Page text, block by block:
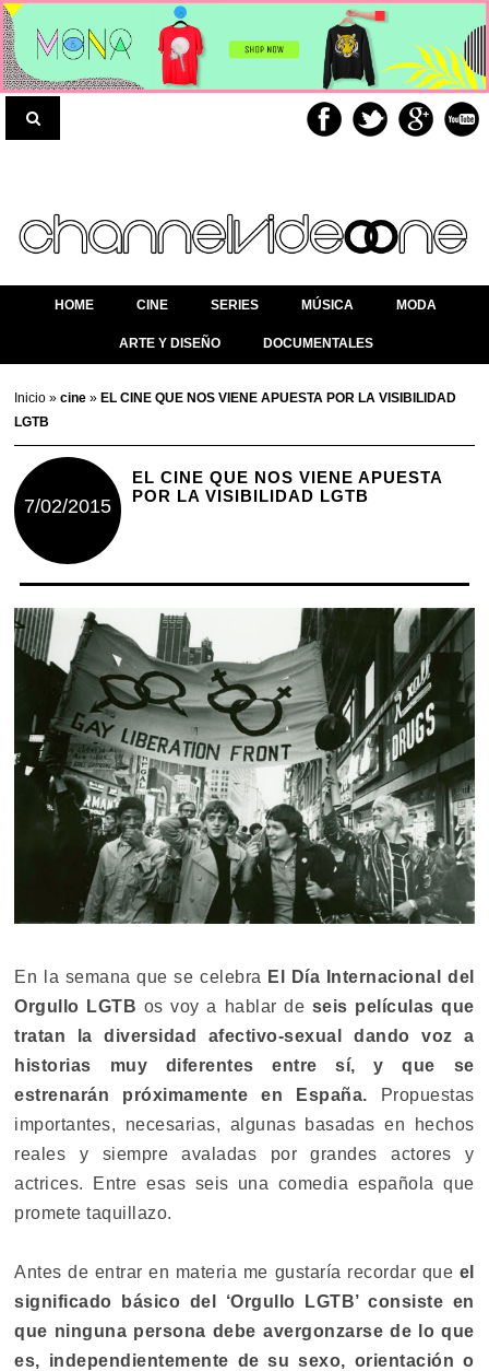
HOME CINE SERIES MÚSICA MODA
ARTE Y DISEÑO DOCUMENTALES
Inicio»cine» EL CINE QUE NOS VIENE APUESTA POR LA VISIBILIDAD
LGTB
7/02/2015
EL CINE QUE NOS VIENE APUESTA
POR LA VISIBILIDAD LGTB
En la semana que se celebra El Día Internacional del
Orgullo LGTB os voy a hablar de seis películas que
tratan la diversidad afectivo-sexual dando voz a
historias muy diferentes entre sí, y que se
estrenarán próximamente en España. Propuestas
importantes, necesarias, algunas basadas en hechos
reales y siempre avaladas por grandes actores y
actrices. Entre esas seis una comedia española que
promete taquillazo.
Antes de entrar en materia me gustaría recordar que el
significado básico del ‘Orgullo LGTB’consiste en
que ninguna persona debe avergonzarse de lo que
es, independientemente de su sexo, orientación o